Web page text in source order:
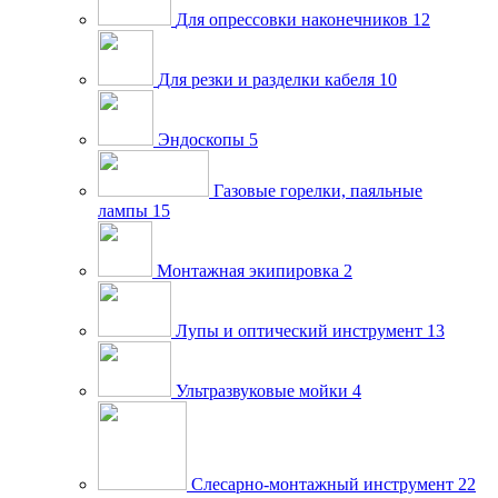
Для опрессовки наконечников 12
Для резки и разделки кабеля 10
Эндоскопы 5
Газовые горелки, паяльные
лампы 15
Монтажная экипировка 2
Лупы и оптический инструмент 13
Ультразвуковые мойки 4
Слесарно-монтажный инструмент 22